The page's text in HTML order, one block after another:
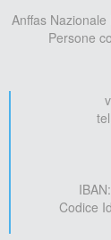
Anffas
Persone
IBAN:
Codice